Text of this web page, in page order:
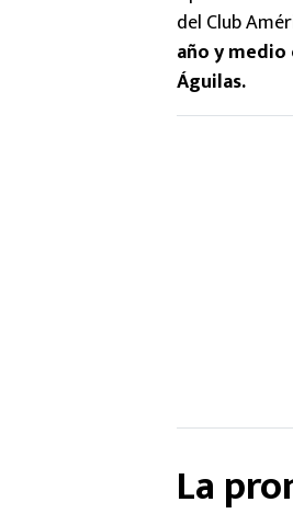
del Club
año y
Águilas.
La